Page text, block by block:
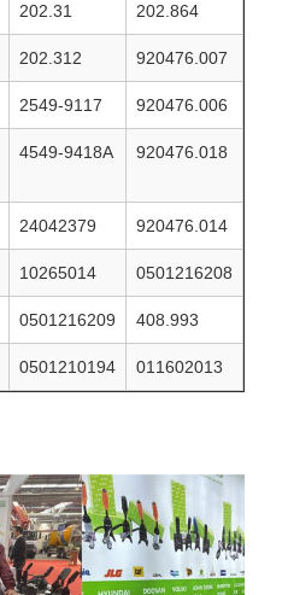
202.864
202.31
920476.007
202.312
920476.006
2549-9117
920476.018
4549-9418A
920476.014
24042379
0501216208
10265014
408.993
0501216209
011602013
0501210194